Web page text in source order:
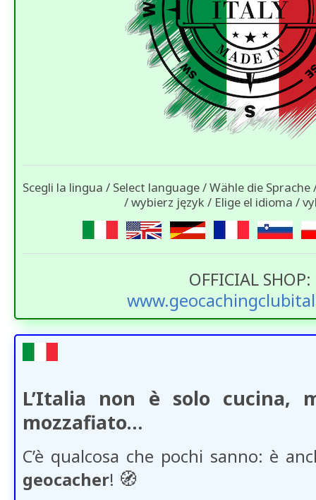
Scegli la lingua / Select language / Wähle die
/ wybierz język / Elige el idioma /
OFFICIAL SHOP:
L’Italia non è solo cucina,
mozzafiato…
C’è qualcosa che pochi sanno: è
geocacher! 🧭